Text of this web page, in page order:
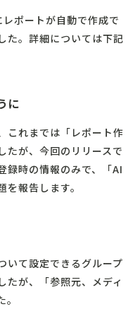
ポートが自動で作成で
た。詳細については下記
に
これまでは「レポート作
たが、今回のリリースで
録時の情報のみで、「AI
報告します。
いて設定できるグループ
たが、「参照元、メディ